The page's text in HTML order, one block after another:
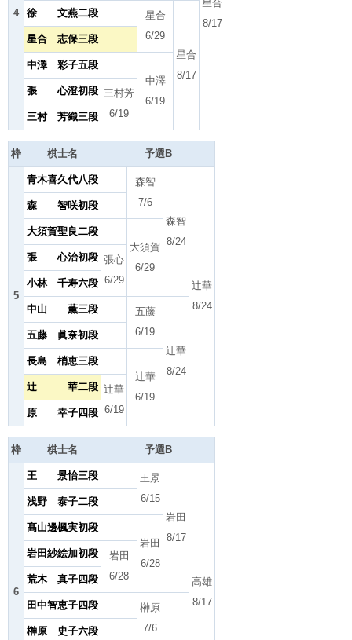
4
星合
8/17
徐 文燕二段
星合
6/29
星合
8/17
星合 志保三段
中澤 彩子五段
中澤
6/19
張 心澄初段 三村芳
6/19
三村 芳織三段
枠 棋士名 予選B
5
青木喜久代八段
森智
7/6
森智
8/24
辻華
8/24
森 智咲初段
大須賀聖良二段
大須賀
6/29
張 心治初段 張心
6/29
小林 千寿六段
中山 薫三段
五藤
6/19
辻華
8/24
五藤 眞奈初段
長島 梢恵三段
辻華
6/19
辻 華二段 辻華
6/19
原 幸子四段
枠 棋士名 予選B
6
王 景怡三段
王景
6/15
岩田
8/17
高雄
8/17
浅野 泰子二段
髙山邊楓実初段
岩田
6/28
岩田紗絵加初段
岩田
6/28
荒木 真子四段
田中智恵子四段
榊原
7/6
榊原 史子六段